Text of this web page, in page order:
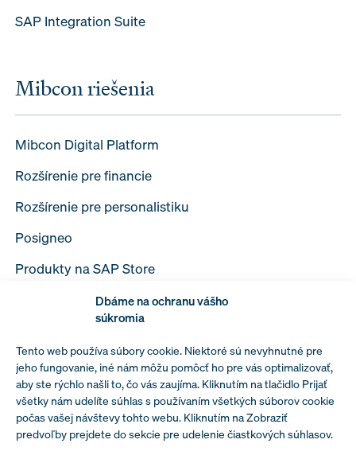
Dbáme na ochranu vášho
súkromia
Tento web používa súbory cookie. Niektoré sú nevyhnutné pre
jeho fungovanie, iné nám môžu pomôcť ho pre vás optimalizovať,
aby ste rýchlo našli to, čo vás zaujíma. Kliknutím na tlačidlo Prijať
všetky nám udelíte súhlas s používaním všetkých súborov cookie
počas vašej návštevy tohto webu. Kliknutím na Zobraziť
predvoľby prejdete do sekcie pre udelenie čiastkových súhlasov.
SAP Integration Suite
Mibcon riešenia
Mibcon Digital Platform
Rozšírenie pre financie
Rozšírenie pre personalistiku
Posigneo
Produkty na SAP Store
Spracovanie osobných údajov
Podmienky spolupráce s MIBFORMA a.s.
Prehlásenie vedenia spoločnosti k politike
bezpečnosti informácií